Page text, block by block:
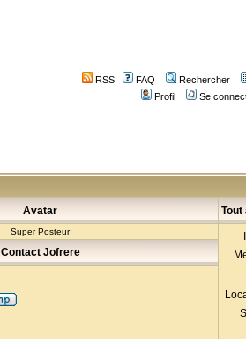
RSS FAQ
Rechercher
Profil
Se
Avatar Tout
Super Posteur
Contact Jofrere